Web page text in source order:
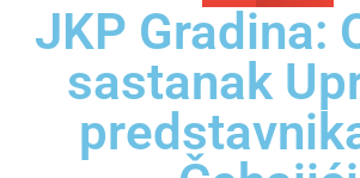
JKP Gradina:
sastanak